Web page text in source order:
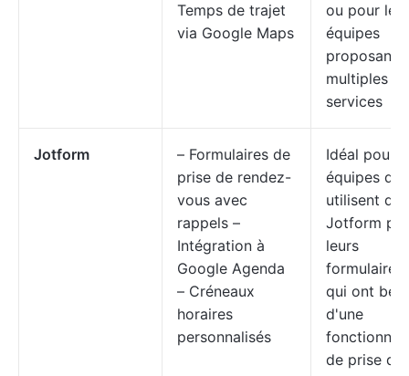
Temps de trajet
via Google Maps
ou pour les
équipes
proposant
multiples
services
Jotform
– Formulaires de
prise de rendez-
vous avec
rappels –
Intégration à
Google Agenda
– Créneaux
horaires
personnalisés
Idéal pour
équipes qui
utilisent
Jotform
leurs
formulaires
qui ont
d'une
de prise de